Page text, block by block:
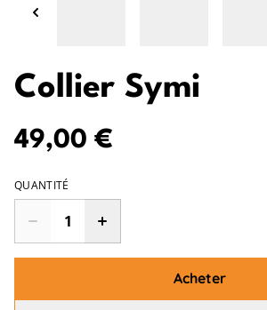
Collier Symi
49,00 €
QUANTITÉ
Acheter